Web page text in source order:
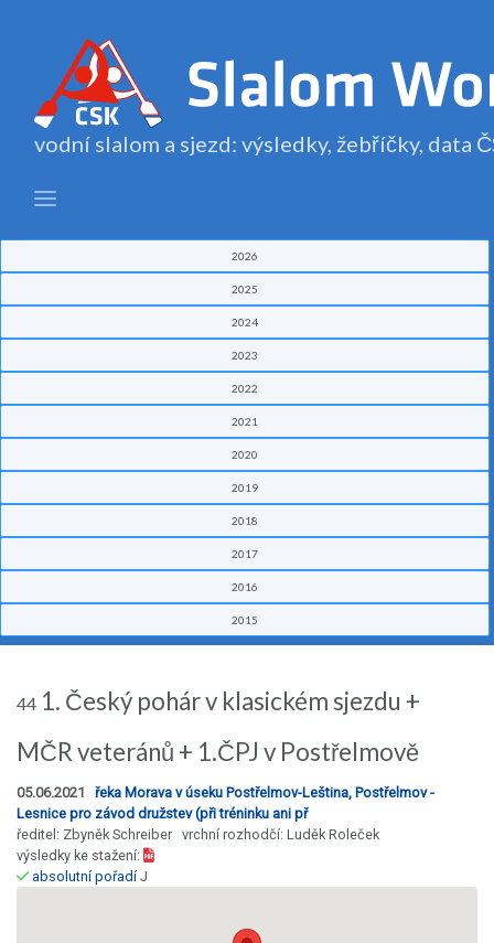
vodní slalom a sjezd: výsledky, žebříčky, data
2026
2025
2024
2023
2022
2021
2020
2019
2018
2017
2016
2015
44 1. Český pohár v klasickém sjezdu +
MČR veteránů + 1.ČPJ v Postřelmově
05.06.2021 řeka Morava v úseku Postřelmov-Leština, Postřelmov -
Lesnice pro závod družstev (při tréninku ani př
ředitel: Zbyněk Schreiber vrchní rozhodčí: Luděk Roleček
výsledky ke stažení:
absolutní pořadíJ